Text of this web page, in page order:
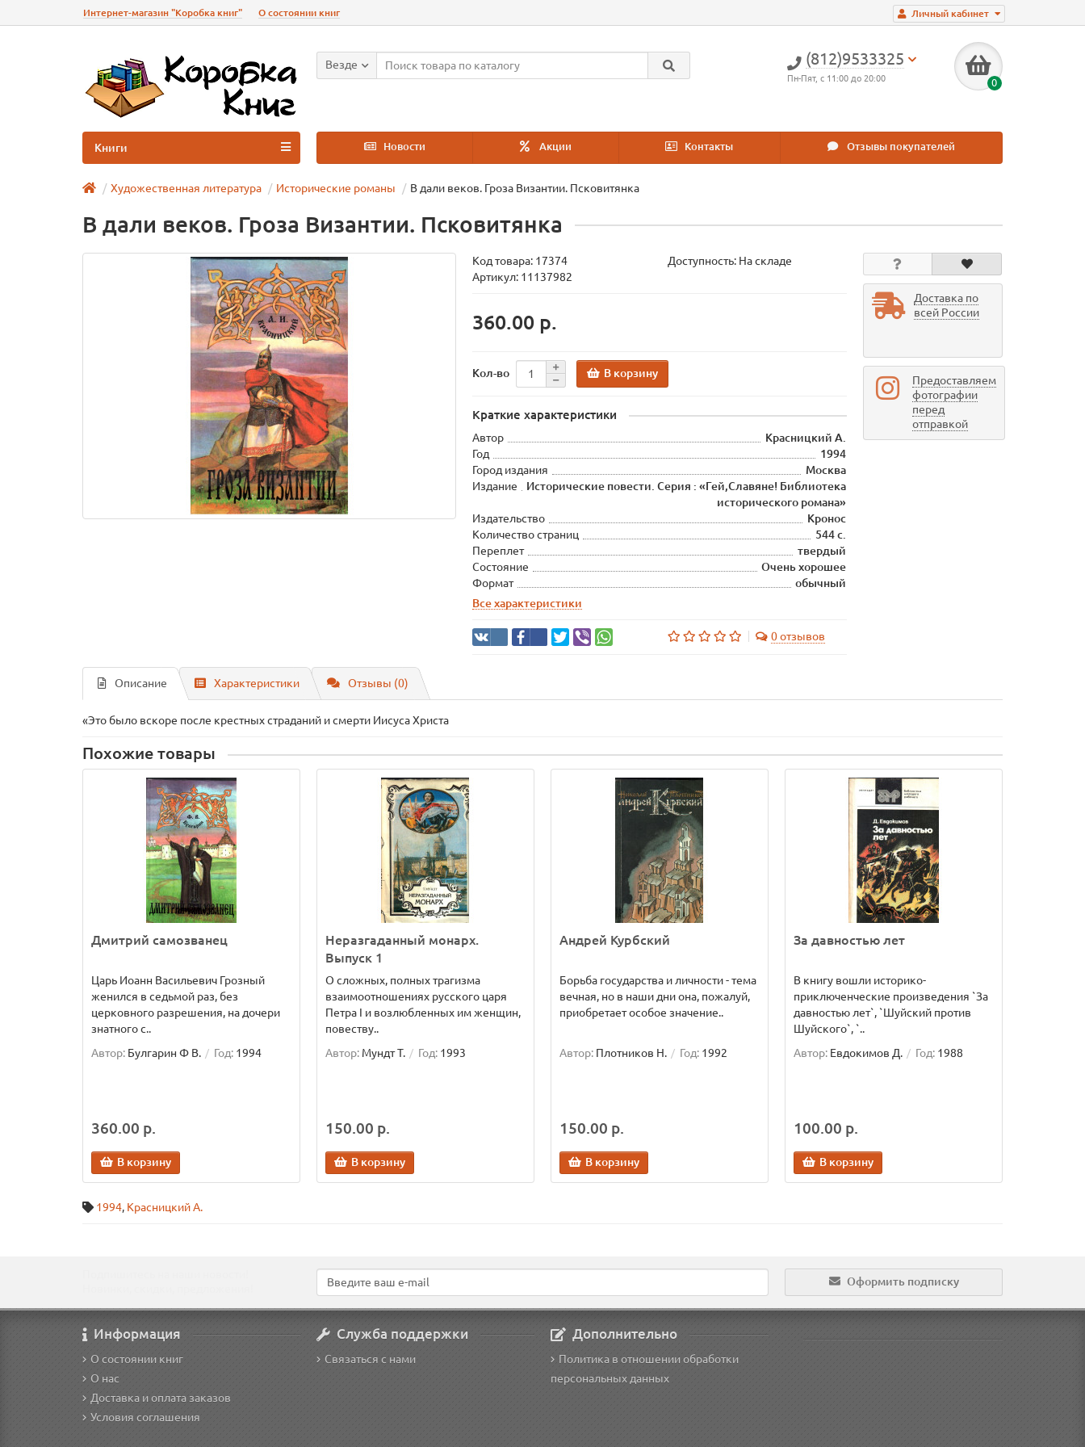
Личный кабинет
Интернет-магазин "Коробка книг" О состоянии книг
(812)9533325
Пн-Пят, с 11:00 до 20:00 0
Везде
Новости Акции Контакты Отзывы покупателей
Книги
Художественная литература Исторические романы В дали веков. Гроза Византии. Псковитянка
В дали веков. Гроза Византии. Псковитянка
Код товара: 17374
Доступность: На складе
Артикул: 11137982
360.00 р.
Кол-во В корзину
Краткие характеристики
Автор
Красницкий А.
Год
1994
Город издания
Москва
Издание
Исторические повести. Серия : «Гей,Славяне! Библиотека
исторического романа»
Издательство
Кронос
Количество страниц
544 с.
Переплет
твердый
Состояние
Очень хорошее
Формат
обычный
Все характеристики
0 отзывов
Доставка по
всей России
Предоставляем
фотографии
перед
отправкой
Описание Характеристики Отзывы (0)
«Это было вскоре после крестных страданий и смерти Иисуса Христа
Похожие товары
Дмитрий самозванец
Царь Иоанн Васильевич Грозный
женился в седьмой раз, без
церковного разрешения, на дочери
знатного с..
Автор: Булгарин Ф В. Год: 1994
360.00 р.
В корзину
Неразгаданный монарх.
Выпуск 1
О сложных, полных трагизма
взаимоотношениях русского царя
Петра I и возлюбленных им женщин,
повеству..
Автор: Мундт Т. Год: 1993
150.00 р.
В корзину
Андрей Курбский
Борьба государства и личности - тема
вечная, но в наши дни она, пожалуй,
приобретает особое значение..
Автор: Плотников Н. Год: 1992
150.00 р.
В корзину
За давностью лет
В книгу вошли историко-
приключенческие произведения `За
давностью лет`, `Шуйский против
Шуйского`, `..
Автор: Евдокимов Д. Год: 1988
100.00 р.
В корзину
1994, Красницкий А.
Оформить подписку
Информация
О состоянии книг
О нас
Доставка и оплата заказов
Условия соглашения
Служба поддержки
Связаться с нами
Дополнительно
Политика в отношении обработки
персональных данных